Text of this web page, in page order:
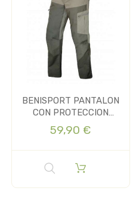
BENISPORT PANTALON
CON PROTECCION
MOUNTAIN
59,90 €